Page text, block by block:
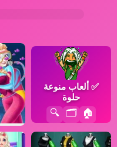
✅ ألعاب منوعة
حلوة
🏠
🗂️
🔍